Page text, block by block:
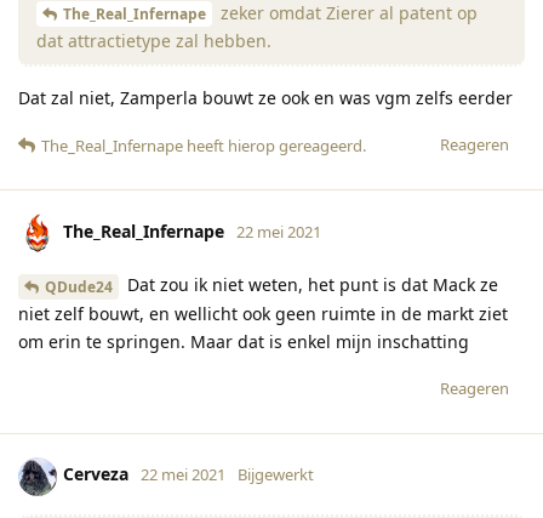
The_Real_Infernape
zeker omdat Zierer al patent op
dat attractietype zal hebben.
Dat zal niet, Zamperla bouwt ze ook en was vgm zelfs eerder
Reageren
The_Real_Infernape heeft hierop gereageerd.
The_Real_Infernape 22 mei 2021
QDude24
Dat zou ik niet weten, het punt is dat Mack ze
niet zelf bouwt, en wellicht ook geen ruimte in de markt ziet
om erin te springen. Maar dat is enkel mijn inschatting
Reageren
Cerveza 22 mei 2021 Bijgewerkt